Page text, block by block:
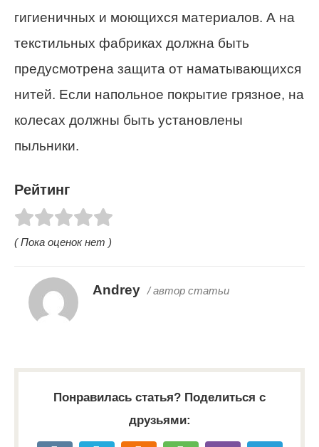
гигиеничных и моющихся материалов. А на
текстильных фабриках должна быть
предусмотрена защита от наматывающихся
нитей. Если напольное покрытие грязное, на
колесах должны быть установлены
пыльники.
Рейтинг
( Пока оценок нет )
Andrey / автор статьи
Понравилась статья? Поделиться с
друзьями: